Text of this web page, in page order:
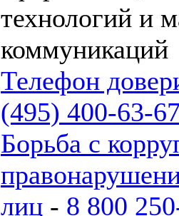
технологий и
коммуникаций
Телефон
(495) 400-63-
Борьба с
лиц - 8 800